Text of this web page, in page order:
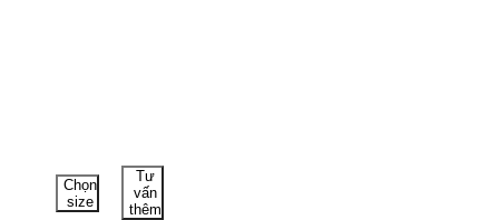
Chọn
size
Tư
vấn
thêm